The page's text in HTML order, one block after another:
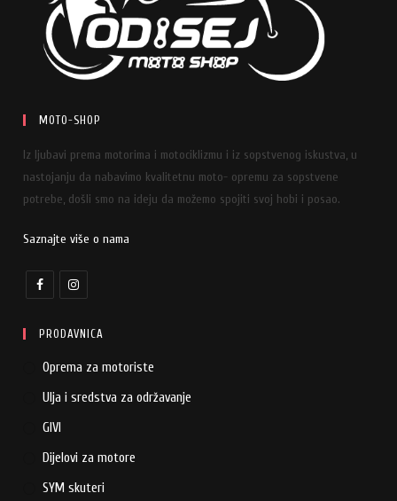
MOTO-SHOP
Iz ljubavi prema motorima i motociklizmu i iz sopstvenog iskustva, u
nastojanju da nabavimo kvalitetnu moto- opremu za sopstvene
potrebe, došli smo na ideju da možemo spojiti svoj hobi i posao.
Saznajte više o nama
PRODAVNICA
Oprema za motoriste
Ulja i sredstva za održavanje
GIVI
Dijelovi za motore
SYM skuteri